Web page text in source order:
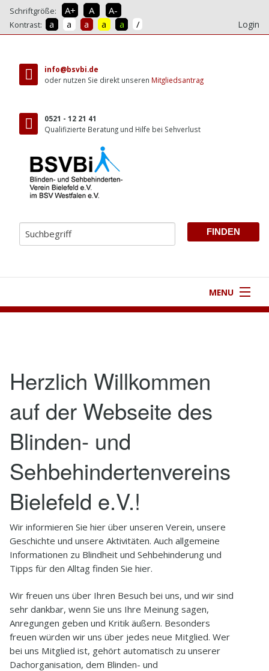
Schriftgröße: A+ A A-
Kontrast: a a a a a / Login
info@bsvbi.de
oder nutzen Sie direkt unseren Mitgliedsantrag
0521 - 12 21 41
Qualifizierte Beratung und Hilfe bei Sehverlust
zum
MENU
3Aktivitäten
Kontakt
Herzlich Willkommen
auf der Webseite des
Blinden- und
Sehbehindertenvereins
Bielefeld e.V.!
Wir informieren Sie hier über unseren Verein, unsere
Geschichte und unsere Aktivitäten. Auch allgemeine
Informationen zu Blindheit und Sehbehinderung und
Tipps für den Alltag finden Sie hier.
Wir freuen uns über Ihren Besuch bei uns, und wir sind
sehr dankbar, wenn Sie uns Ihre Meinung sagen,
Anregungen geben und Kritik äußern. Besonders
freuen würden wir uns über jedes neue Mitglied. Wer
bei uns Mitglied ist, gehört automatisch zu unserer
Dachorganisation, dem Blinden- und